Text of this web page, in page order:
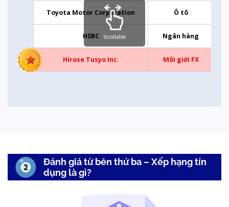
Toyota Motor Corporation Ô tô
HSBC Ngân hàng
Hirose Tusyo Inc. Môi giới FX
Scrollable
Đánh giá từ bên thứ ba – Xếp hạng tín
dụng là gì?